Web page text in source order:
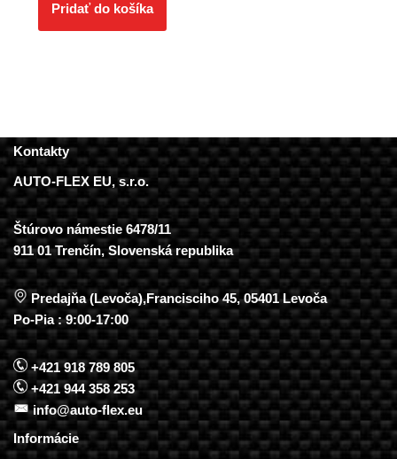
Pridať do košíka
Kontakty
AUTO-FLEX EU, s.r.o.
Štúrovo námestie 6478/11
911 01 Trenčín, Slovenská republika
Predajňa (Levoča),Francisciho 45, 05401 Levoča
Po-Pia : 9:00-17:00
+421 918 789 805
+421 944 358 253
info@auto-flex.eu
Informácie